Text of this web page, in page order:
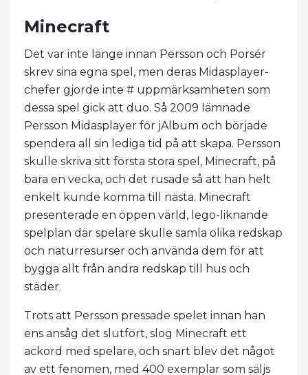
Minecraft
Det var inte länge innan Persson och Porsér
skrev sina egna spel, men deras Midasplayer-
chefer gjorde inte # uppmärksamheten som
dessa spel gick att duo. Så 2009 lämnade
Persson Midasplayer för jAlbum och började
spendera all sin lediga tid på att skapa. Persson
skulle skriva sitt första stora spel, Minecraft, på
bara en vecka, och det rusade så att han helt
enkelt kunde komma till nästa. Minecraft
presenterade en öppen värld, lego-liknande
spelplan där spelare skulle samla olika redskap
och naturresurser och använda dem för att
bygga allt från andra redskap till hus och
städer.
Trots att Persson pressade spelet innan han
ens ansåg det slutfört, slog Minecraft ett
ackord med spelare, och snart blev det något
av ett fenomen, med 400 exemplar som säljs